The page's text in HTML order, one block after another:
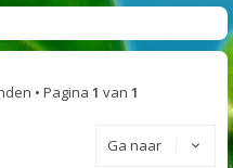
• Pagina 1 van 1
Ga naar